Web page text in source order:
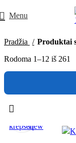
Menu
Pradžia
Produktai
Rodoma 1–12 iš 261
krepšelįview